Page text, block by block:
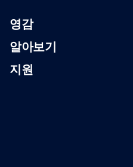
영감
알아보기
지원